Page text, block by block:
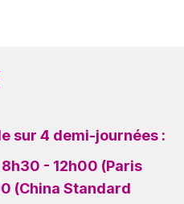
sur 4 demi-journées :
8h30 - 12h00 (Paris
(China Standard